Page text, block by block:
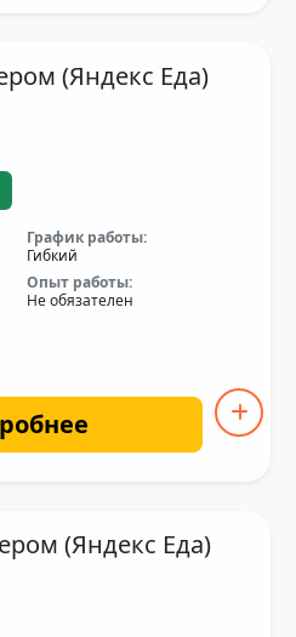
(Яндекс Еда)
График работы:
Гибкий
Опыт работы:
Не обязателен
(Яндекс Еда)